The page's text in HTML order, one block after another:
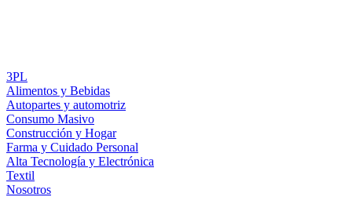
3PL
Alimentos y Bebidas
Autopartes y automotriz
Consumo Masivo
Construcción y Hogar
Farma y Cuidado Personal
Alta Tecnología y Electrónica
Textil
Nosotros